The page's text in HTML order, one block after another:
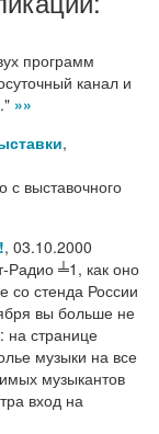
программ
канал и
»»
,
с выставочного
, 03.10.2000
Радио ╧1, как оно
со стенда России
вы больше не
на странице
музыки на все
музыкантов
вход на